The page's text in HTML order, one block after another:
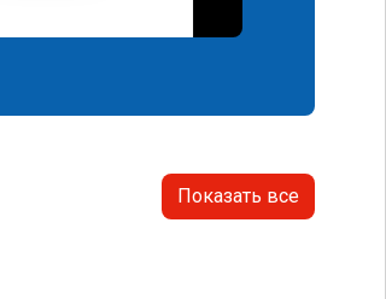
Показать все